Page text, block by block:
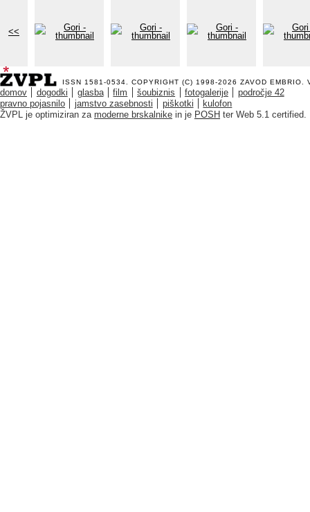
<<
ISSN 1581-0534. COPYRIGHT (C) 1998-2026 ZAVOD EMBRIO .
domov dogodki glasba film šoubiznis fotogalerije
področje 42
pravno pojasnilo
jamstvo zasebnosti piškotki
kulofon
ŽVPL je optimiziran za moderne brskalnike in je POSH ter Web 5.1 certified.